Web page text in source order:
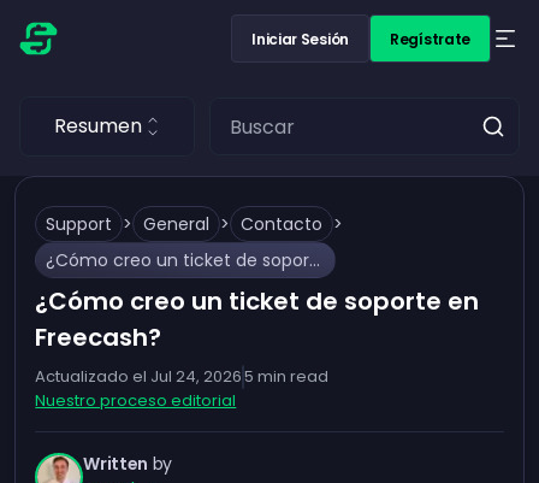
Iniciar Sesión Regístrate
Resumen
Support > General > Contacto >
¿Cómo creo un ticket de soporte en Freecash?
¿Cómo creo un ticket de soporte en
Freecash?
Actualizado el Jul 24, 20265 min read
Nuestro proceso editorial
Written by